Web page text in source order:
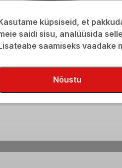
€
küpsiseid, et
saidi sisu, analüüsida
saamiseks vaadake
Nõustu